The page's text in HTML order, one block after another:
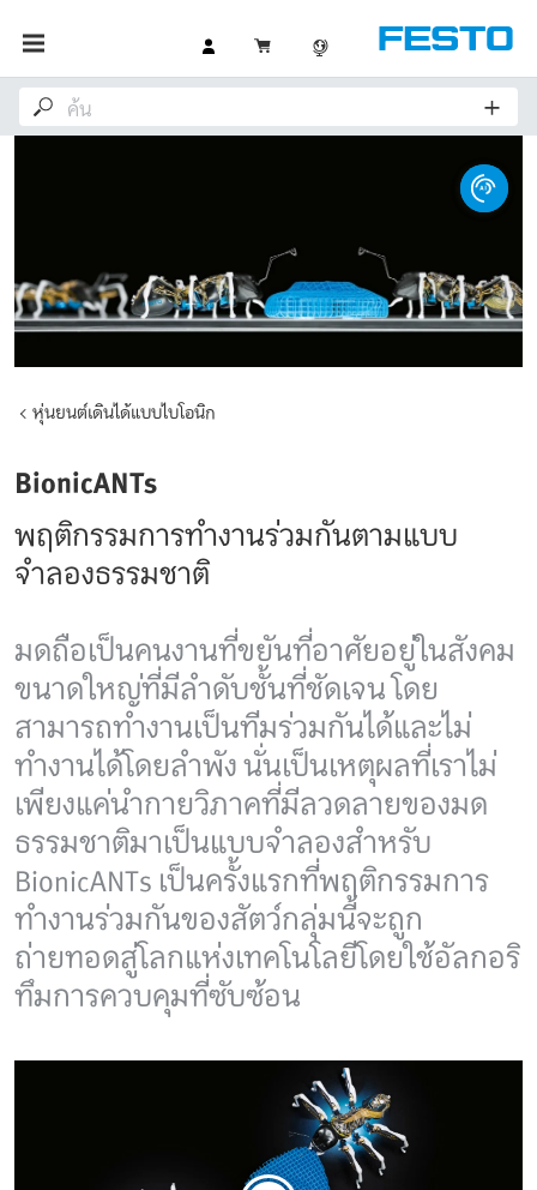
หุ่นยนต์เดินได้แบบไบโอนิก
BionicANTs
พฤติกรรมการทำงานร่วมกันตามแบบ
จำลองธรรมชาติ
มดถือเป็นคนงานที่ขยันที่อาศัยอยู่ในสังคม
ขนาดใหญ่ที่มีลำดับชั้นที่ชัดเจน โดย
สามารถทำงานเป็นทีมร่วมกันได้และไม่
ทำงานได้โดยลำพัง นั่นเป็นเหตุผลที่เราไม่
เพียงแค่นำกายวิภาคที่มีลวดลายของมด
ธรรมชาติมาเป็นแบบจำลองสำหรับ
BionicANTs เป็นครั้งแรกที่พฤติกรรมการ
ทำงานร่วมกันของสัตว์กลุ่มนี้จะถูก
ถ่ายทอดสู่โลกแห่งเทคโนโลยีโดยใช้อัลกอริ
ทึมการควบคุมที่ซับซ้อน